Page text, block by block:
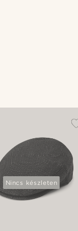
Nincs készleten